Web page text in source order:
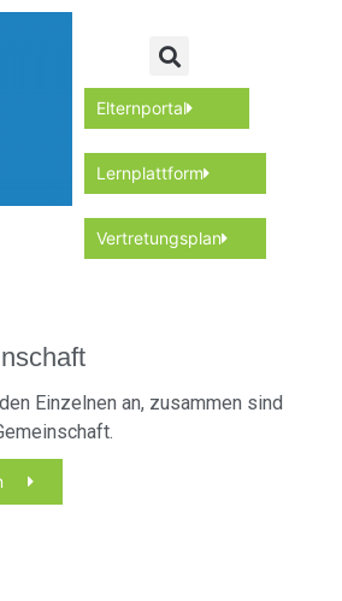
Elternportal
Lernplattform
Vertretungsplan
Einzelnen an, zusammen sind